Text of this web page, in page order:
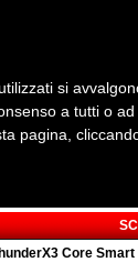
Sicurezza e
Core
si
a tutti o
pagina,